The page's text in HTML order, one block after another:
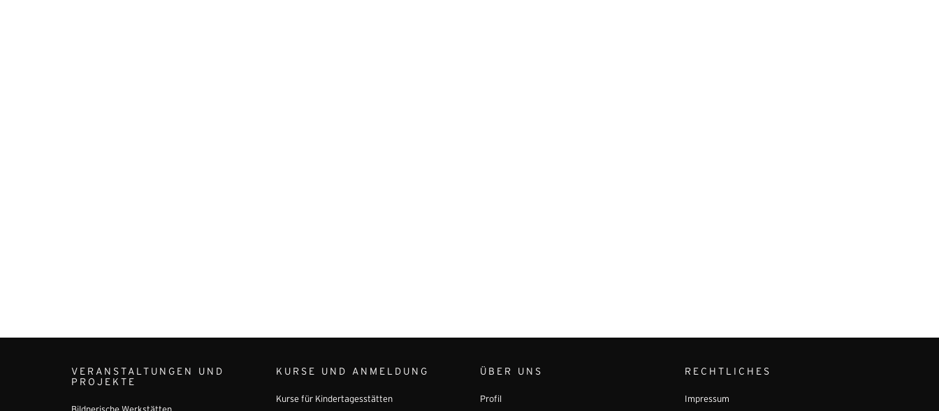
VERANSTALTUNGEN UND
PROJEKTE
KURSE UND ANMELDUNG
Kurse für Kindertagesstätten
ÜBER UNS
Profil
RECHTLICHES
Impressum